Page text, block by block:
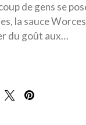
de gens se
la sauce
du goût aux…